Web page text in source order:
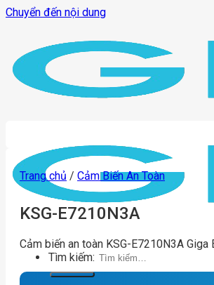
Chuyển đến nội dung
Tìm kiếm:
Trang chủ / Cảm Biến An Toàn
KSG-E7210N3A
Cảm biến an toàn KSG-E7210N3A